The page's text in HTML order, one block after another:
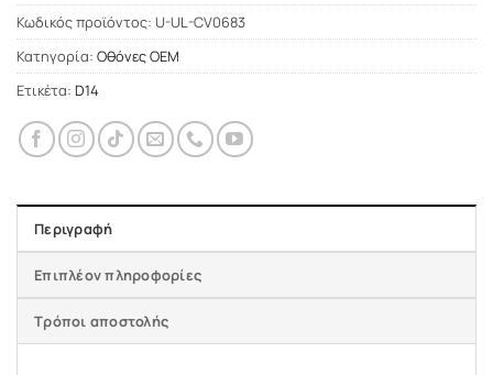
Κωδικός προϊόντος: U-UL-CV0683
Κατηγορία: Οθόνες OEM
Ετικέτα: D14
Περιγραφή
Επιπλέον πληροφορίες
Τρόποι αποστολής